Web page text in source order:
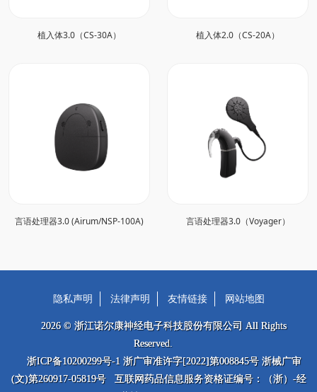
植入体3.0（CS-30A） 植入体2.0（CS-20A）
言语处理器3.0 (Airum/NSP-100A) 言语处理器3.0（Voyager）
隐私声明 法律声明 友情链接 网站地图
2026 © 浙江诺尔康神经电子科技股份有限公司 All Rights
Reserved.
浙ICP备10200299号-1 浙广审准许字[2022]第008845号 浙械广审
(文)第260917-05819号 互联网药品信息服务资格证编号：（浙）-经